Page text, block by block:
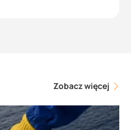
Zobacz więcej